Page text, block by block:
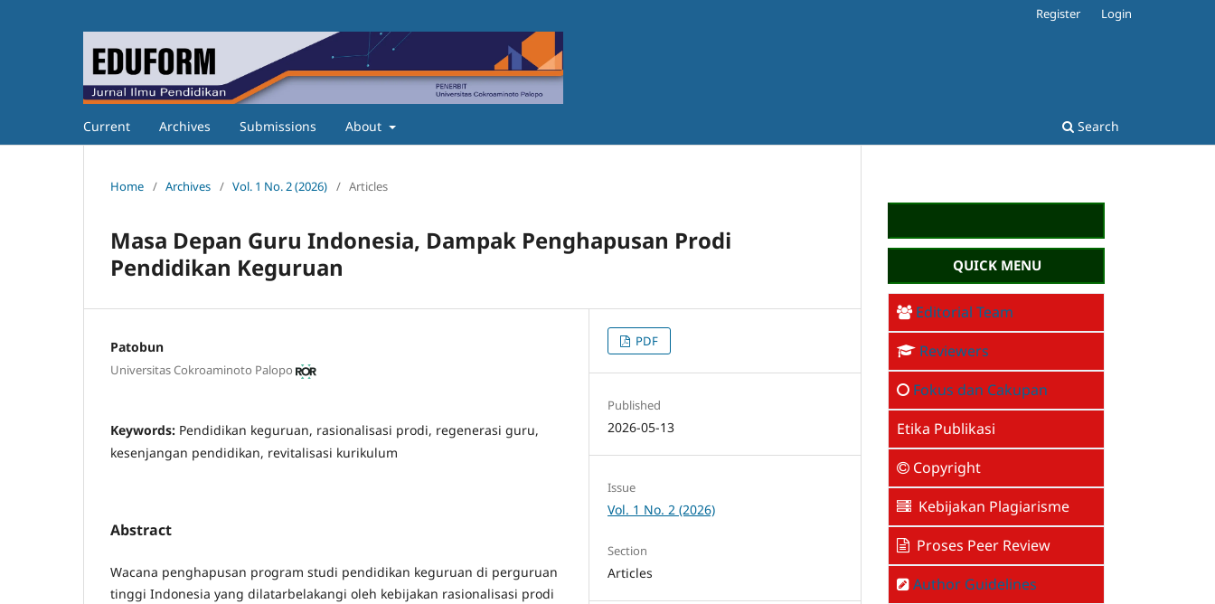
Current Archives Submissions About Search
Register Login
Home / Archives / Vol. 1 No. 2 (2026) / Articles
Masa Depan Guru Indonesia, Dampak Penghapusan Prodi
Pendidikan Keguruan
Patobun
Universitas Cokroaminoto Palopo
Keywords: Pendidikan keguruan, rasionalisasi prodi, regenerasi guru,
kesenjangan pendidikan, revitalisasi kurikulum
Abstract
Wacana penghapusan program studi pendidikan keguruan di perguruan
tinggi Indonesia yang dilatarbelakangi oleh kebijakan rasionalisasi prodi
PDF
Published
2026-05-13
Issue
Vol. 1 No. 2 (2026)
Section
Articles
QUICK MENU
Editorial Team
Reviewers
Fokus dan Cakupan
Etika Publikasi
Copyright
Kebijakan Plagiarisme
Proses Peer Review
Author Guidelines